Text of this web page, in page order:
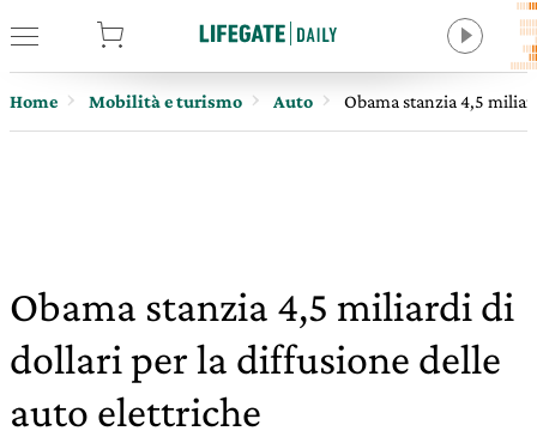
Home Mobilità e turismo Auto Obama stanzia 4,5
Obama stanzia 4,5 miliardi di
dollari per la diffusione delle
auto elettriche